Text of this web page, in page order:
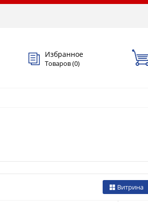
Избранное
Товаров (0)
Витрина